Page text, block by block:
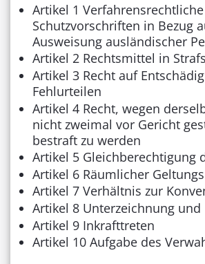
Artikel 1 Verfahrensrechtliche
Schutzvorschriften in Bezug
Ausweisung ausländischer
Artikel 2 Rechtsmittel in
Artikel 3 Recht auf
Fehlurteilen
Artikel 4 Recht, wegen
nicht zweimal vor Gericht
bestraft zu werden
Artikel 5 Gleichberechtigung
Artikel 6 Räumlicher
Artikel 7 Verhältnis zur
Artikel 8 Unterzeichnung
Artikel 9 Inkrafttreten
Artikel 10 Aufgabe des